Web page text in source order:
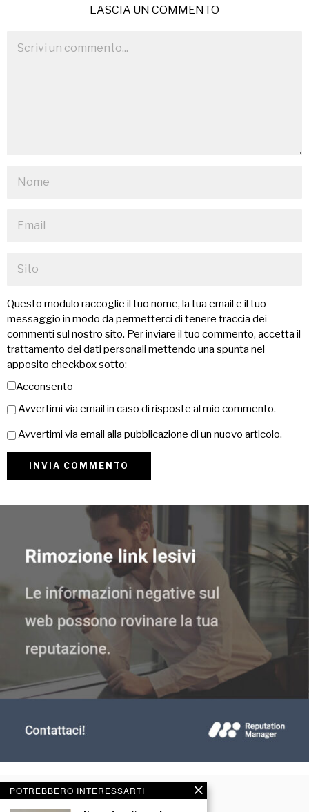
LASCIA UN COMMENTO
Questo modulo raccoglie il tuo nome, la tua email e il tuo
messaggio in modo da permetterci di tenere traccia dei
commenti sul nostro sito. Per inviare il tuo commento, accetta il
trattamento dei dati personali mettendo una spunta nel
apposito checkbox sotto:
Acconsento
Avvertimi via email in caso di risposte al mio commento.
Avvertimi via email alla pubblicazione di un nuovo articolo.
POTREBBERO INTERESSARTI